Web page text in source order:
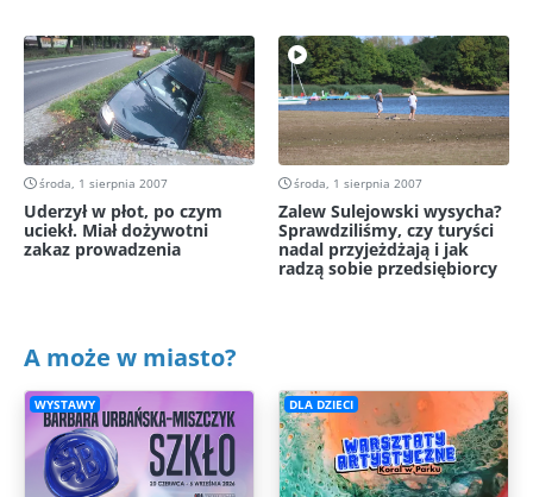
środa, 1 sierpnia 2007
Uderzył w płot, po czym
uciekł. Miał dożywotni
zakaz prowadzenia
środa, 1 sierpnia 2007
Zalew Sulejowski wysycha?
Sprawdziliśmy, czy turyści
nadal przyjeżdżają i jak
radzą sobie przedsiębiorcy
A może w miasto?
WYSTAWY DLA DZIECI